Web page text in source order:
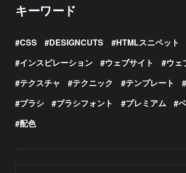
キーワード
CSS DESIGNCUTS HTMLスニペット
インスピレーション
ウェブサイト ウェ
テクスチャ
テクニック テンプレート
ブラシ
ブラシフォント プレミアム
配色